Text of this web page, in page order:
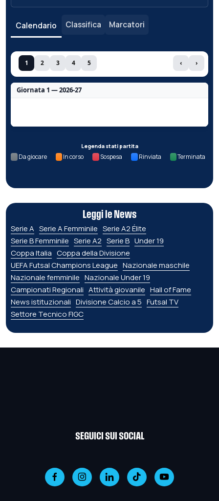
Calendario Classifica Marcatori
1 2 3 4 5 ‹ ›
Giornata 1 — 2026-27
Legenda stati partita
Da giocare In corso Sospesa Rinviata Terminata
Leggi le News
Serie A Serie A Femminile Serie A2 Élite
Serie B Femminile Serie A2 Serie B Under 19
Coppa Italia Coppa della Divisione
UEFA Futsal Champions League Nazionale maschile
Nazionale femminile Nazionale Under 19
Campionati Regionali Attività giovanile Hall of Fame
News istituzionali Divisione Calcio a 5 Futsal TV
Settore Tecnico FIGC
SEGUICI SUI SOCIAL